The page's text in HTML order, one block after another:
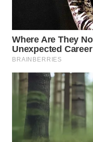
CIANJUR
WN
KEPULAUAN
SERIBU
WN
TANGERANG